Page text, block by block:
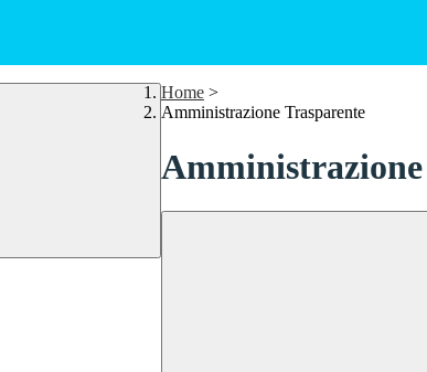
Home >
Amministrazione Trasparente